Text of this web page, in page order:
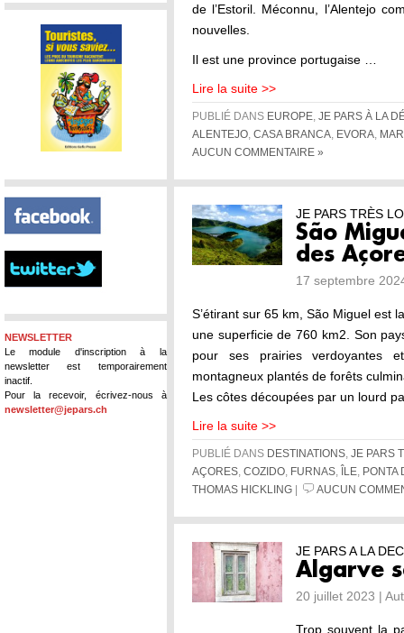
NEWSLETTER
Le module d'inscription à la
newsletter est temporairement
inactif.
Pour la recevoir, écrivez-nous à
newsletter@jepars.ch
de l’Estoril. Méconnu, l’Alentejo
nouvelles.
Il est une province portugaise …
Lire la suite >>
PUBLIÉ DANS EUROPE JE PARS À LA
ALENTEJO CASA BRANCA EVORA
AUCUN COMMENTAIRE »
JE PARS TRÈS
São
des
17 septembre
S’étirant sur 65 km, São Miguel est
une superficie de 760 km2. Son
pour ses prairies verdoyantes
montagneux plantés de forêts
Les côtes découpées par un lourd
Lire la suite >>
PUBLIÉ DANS DESTINATIONS JE PARS
AÇORES COZIDO FURNAS ÎLE
PONTA
THOMAS HICKLING
AUCUN
JE PARS A LA
Algarve
20 juillet 2023 |
Trop souvent la